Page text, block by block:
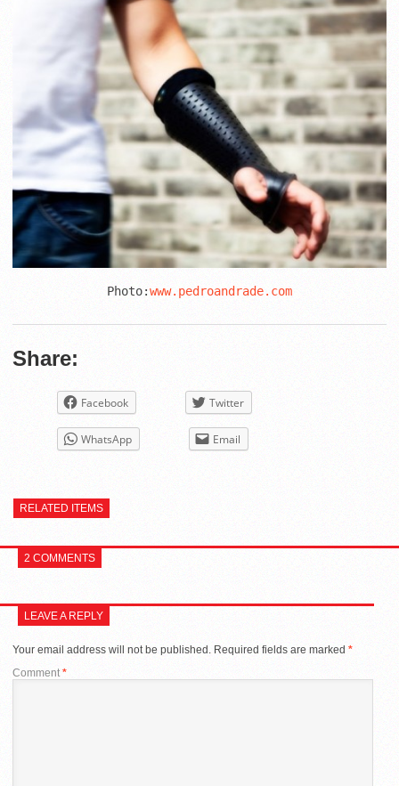
Photo:www.pedroandrade.com
Share:
Facebook Twitter
WhatsApp Email
RELATED ITEMS
2 COMMENTS
LEAVE A REPLY
Your email address will not be published. Required fields are marked *
Comment*